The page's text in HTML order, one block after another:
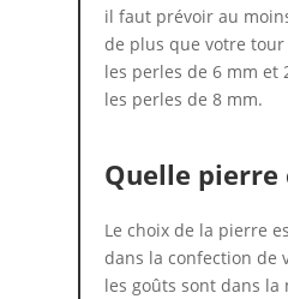
il faut prévoir au
de plus que votre
les perles de 6 mm et
les perles de 8 mm.
Quelle pierre
Le choix de la pierre
dans la confection de
les goûts sont dans la